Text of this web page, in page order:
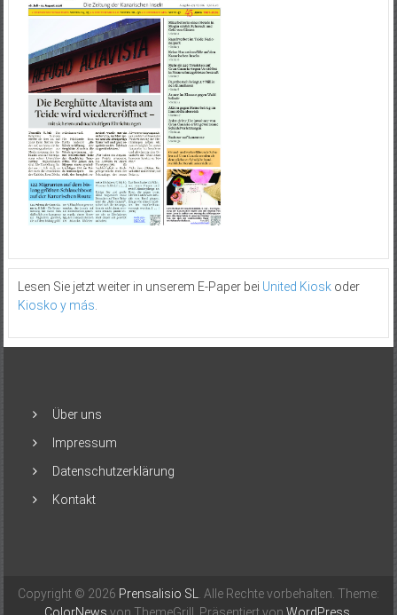
Lesen Sie jetzt weiter in unserem E-Paper bei United Kioskoder
Kiosko y más.
Über uns
Impressum
Datenschutzerklärung
Kontakt
Copyright © 2026 Prensalisio SL. Alle Rechte vorbehalten. Theme: